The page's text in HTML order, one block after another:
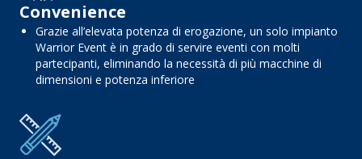
Convenience
Grazie all’elevata potenza di erogazione, un solo impianto
Warrior Event è in grado di servire eventi con molti
partecipanti, eliminando la necessità di più macchine di
dimensioni e potenza inferiore